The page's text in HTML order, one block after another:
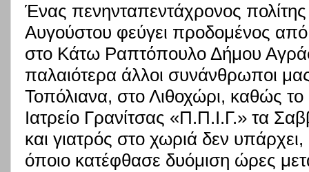
Ένας πενηνταπεντάχρονος
Αυγούστου φεύγει προδομένος
στο Κάτω Ραπτόπουλο Δήμου
παλαιότερα άλλοι συνάνθρωποι
Τοπόλιανα, στο Λιθοχώρι, καθώς
Ιατρείο Γρανίτσας «Π.Π.Ι.Γ.» τα
και γιατρός στο χωριά δεν
όποιο κατέφθασε δυόμιση ώρες